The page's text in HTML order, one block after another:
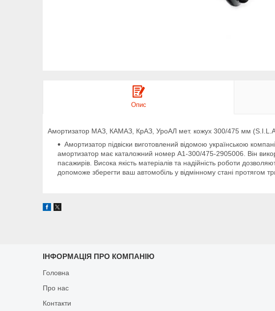
Опис
Амортизатор МАЗ, КАМАЗ, КрАЗ, УроАЛ мет. кожух 300/475 мм
Амортизатор підвіски виготовлений відомою українською
амортизатор має каталожний номер А1-300/475-2905006. Він
пасажирів. Висока якість матеріалів та надійність роботи
допоможе зберегти ваш автомобіль у відмінному стані протягом
ІНФОРМАЦІЯ ПРО КОМПАНІЮ
Головна
Про нас
Контакти